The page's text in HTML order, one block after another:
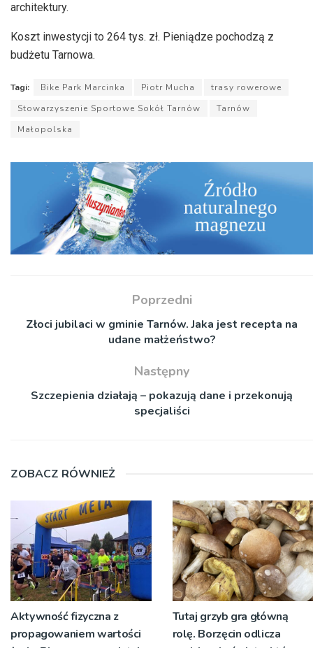
architektury.
Koszt inwestycji to 264 tys. zł. Pieniądze pochodzą z
budżetu Tarnowa.
Tagi: Bike Park Marcinka Piotr Mucha
trasy rowerowe
Stowarzyszenie Sportowe Sokół Tarnów
Tarnów
Małopolska
Poprzedni
Złoci jubilaci w gminie Tarnów. Jaka jest recepta na
udane małżeństwo?
Następny
Szczepienia działają – pokazują dane i przekonują
specjaliści
ZOBACZ RÓWNIEŻ
Aktywność fizyczna z
propagowaniem wartości
Tutaj grzyb gra główną
rolę. Borzęcin odlicza